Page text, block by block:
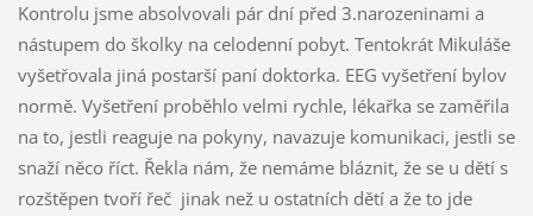
Kontrolu jsme absolvovali pár dní před 3.narozeninami a
nástupem do školky na celodenní pobyt. Tentokrát Mikuláše
vyšetřovala jiná postarší paní doktorka. EEG vyšetření bylov
normě. Vyšetření proběhlo velmi rychle, lékařka se zaměřila
na to, jestli reaguje na pokyny, navazuje komunikaci, jestli se
snaží něco říct. Řekla nám, že nemáme bláznit, že se u dětí s
rozštěpen tvoří řeč jinak než u ostatních dětí a že to jde